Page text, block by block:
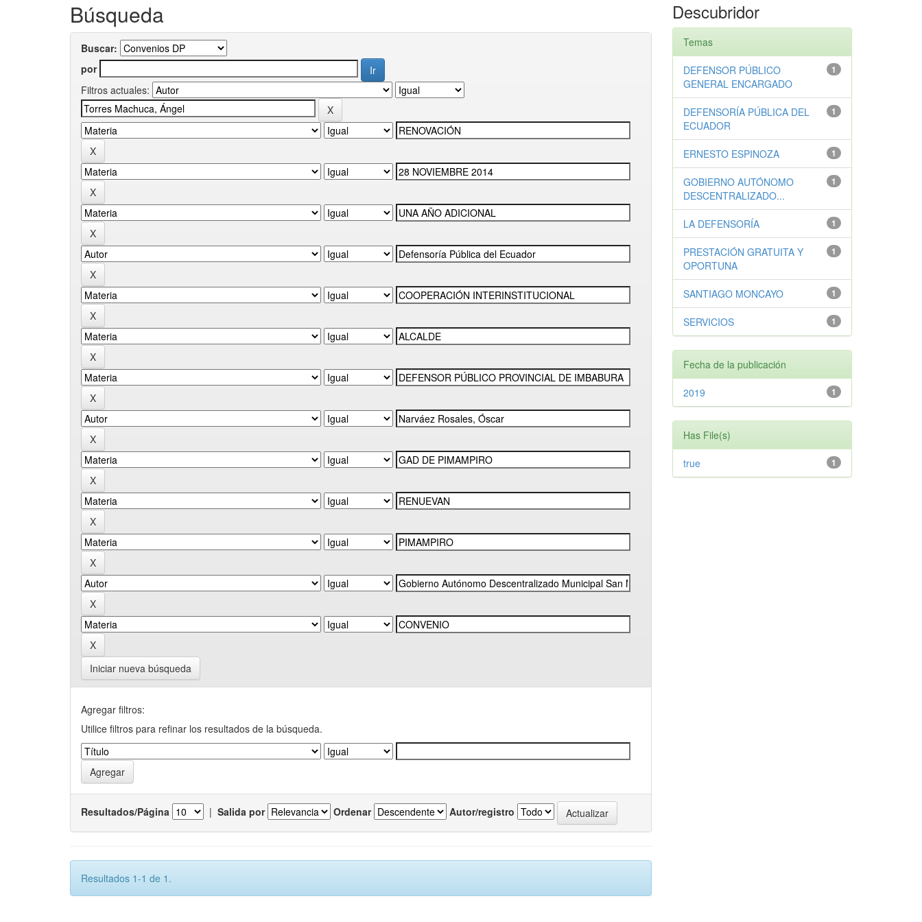
Búsqueda
Buscar:
por
Filtros actuales:
Iniciar nueva búsqueda
Agregar filtros:
Utilice filtros para refinar los resultados de la búsqueda.
Resultados/Página | Salida por Ordenar Autor/registro
Resultados 1-1 de 1.
Descubridor
Temas
1
DEFENSOR PÚBLICO
GENERAL ENCARGADO
1
DEFENSORÍA PÚBLICA DEL
ECUADOR
1
ERNESTO ESPINOZA
1
GOBIERNO AUTÓNOMO
DESCENTRALIZADO...
1
LA DEFENSORÍA
1
PRESTACIÓN GRATUITA Y
OPORTUNA
1
SANTIAGO MONCAYO
1
SERVICIOS
Fecha de la publicación
1
2019
Has File(s)
1
true